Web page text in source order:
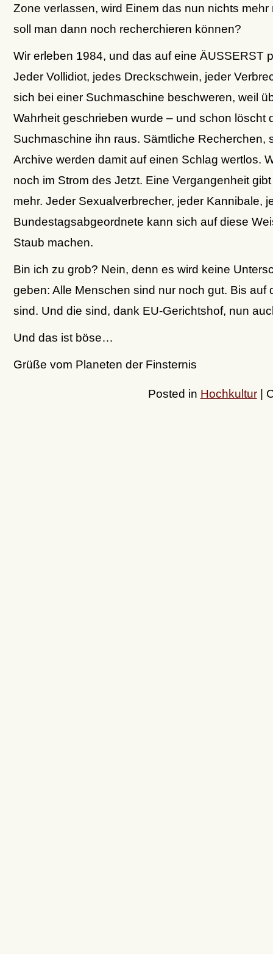
Zone verlassen, wird Einem das nun nichts mehr
soll man dann noch recherchieren können?
Wir erleben 1984, und das auf eine ÄUSSERST
Jeder Vollidiot, jedes Dreckschwein, jeder
sich bei einer Suchmaschine beschweren, weil
Wahrheit geschrieben wurde – und schon löscht
Suchmaschine ihn raus. Sämtliche Recherchen,
Archive werden damit auf einen Schlag wertlos.
noch im Strom des Jetzt. Eine Vergangenheit
mehr. Jeder Sexualverbrecher, jeder Kannibale,
Bundestagsabgeordnete kann sich auf diese
Staub machen.
Bin ich zu grob? Nein, denn es wird keine
geben: Alle Menschen sind nur noch gut. Bis auf
sind. Und die sind, dank EU-Gerichtshof, nun
Und das ist böse…
Grüße vom Planeten der Finsternis
Posted in Hochkultur|